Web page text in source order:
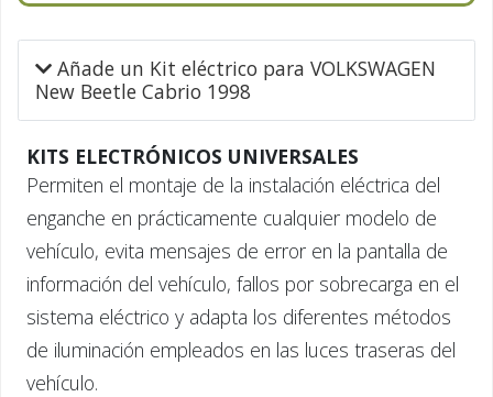
Añade un Kit eléctrico para VOLKSWAGEN
New Beetle Cabrio 1998
KITS ELECTRÓNICOS UNIVERSALES
Permiten el montaje de la instalación eléctrica del
enganche en prácticamente cualquier modelo de
vehículo, evita mensajes de error en la pantalla de
información del vehículo, fallos por sobrecarga en el
sistema eléctrico y adapta los diferentes métodos
de iluminación empleados en las luces traseras del
vehículo.